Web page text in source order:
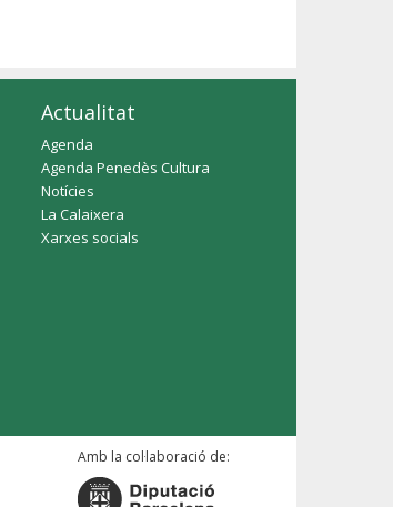
Actualitat
Agenda
Agenda Penedès Cultura
Notícies
La Calaixera
Xarxes socials
Amb la col·laboració de: